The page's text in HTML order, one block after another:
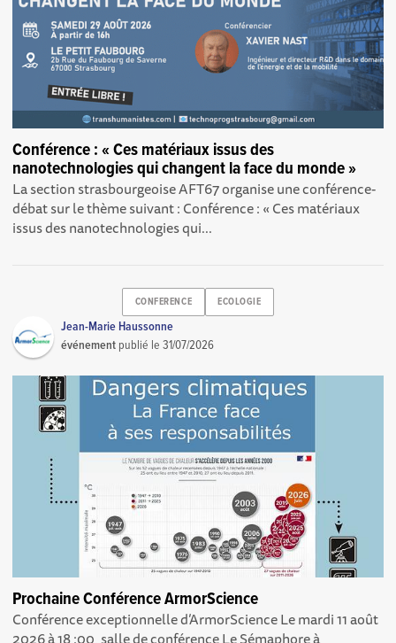
Conférence : « Ces matériaux issus des
nanotechnologies qui changent la face du monde »
La section strasbourgeoise AFT67 organise une conférence-
débat sur le thème suivant : Conférence : « Ces matériaux
issus des nanotechnologies qui...
CONFERENCE ECOLOGIE
Jean-Marie Haussonne
événement publié le31/07/2026
Prochaine Conférence ArmorScience
Conférence exceptionnelle d’ArmorScience Le mardi 11 août